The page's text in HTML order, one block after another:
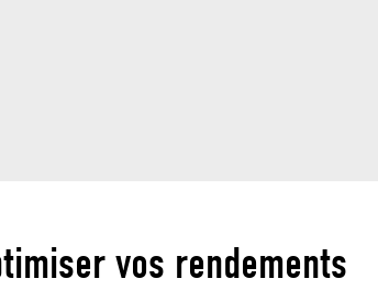
vos rendements